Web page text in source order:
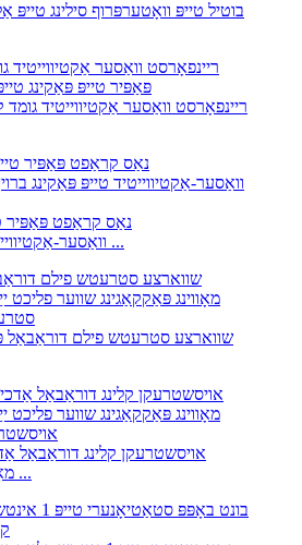
בוטיל טייפּ וואָטערפּרוף סילינג טייפּ
ריינפאָרסט וואַסער אַקטיווייטיד
נאַס קראַפט פּאַפּיר
וואַסער-אַקטיווייטיד טייפּ פּאַק ...
שווארצע סטרעטש פילם דוראַבאַל
אויסשטרעקן קלינג דוראַבאַל
מאָווינג פּאַקקאַג ...